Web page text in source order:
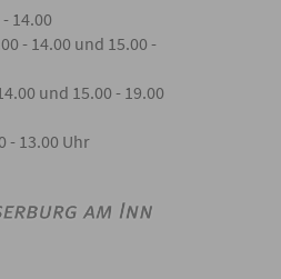
14.00
- 14.00 und 15.00 -
und 15.00 - 19.00
- 13.00 Uhr